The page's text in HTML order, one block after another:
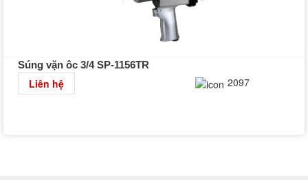
Súng vặn ôc 3/4 SP-1156TR
Liên hệ 2097